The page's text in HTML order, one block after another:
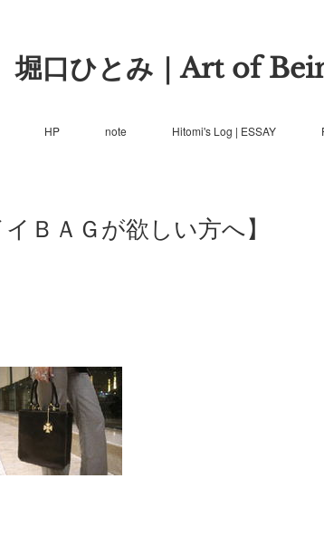
堀口ひとみ｜Art of
HP note Hitomi's Log | ESSAY
ＢＡＧが欲しい方へ】